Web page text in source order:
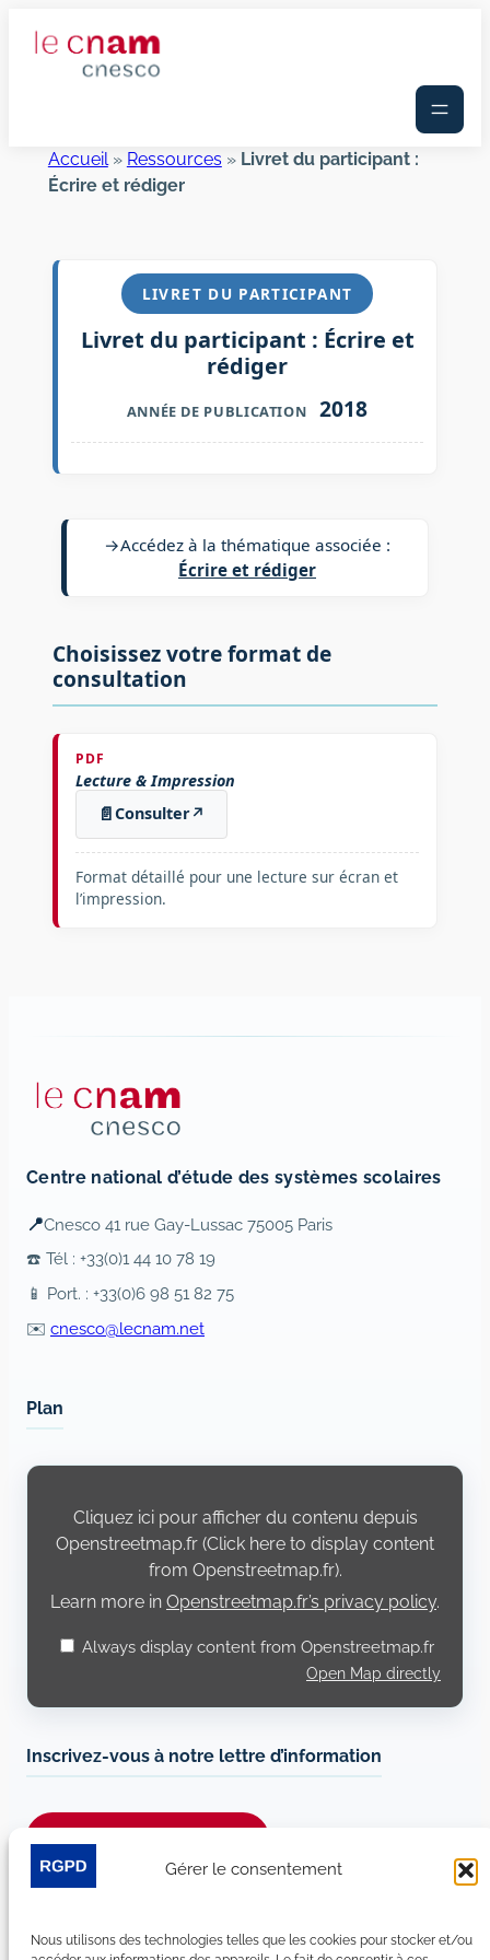
Gérer le consentement
Nous utilisons des technologies telles que les cookies pour stocker et/ou
Accueil» Ressources» Livret du participant :
Écrire et rédiger
LIVRET DU PARTICIPANT
Livret du participant : Écrire et
rédiger
ANNÉE DE PUBLICATION 2018
→Accédez à la thématique associée :
Écrire et rédiger
Choisissez votre format de
consultation
PDF
Lecture & Impression
📄Consulter↗
Format détaillé pour une lecture sur écran et
l’impression.
Centre national d’étude des systèmes scolaires
📍Cnesco 41 rue Gay-Lussac 75005 Paris
☎️ Tél : +33(0)1 44 10 78 19
📱 Port. : +33(0)6 98 51 82 75
✉️ cnesco@lecnam.net
Plan
Display
Openstreetmap.fr
Cliquez ici pour afficher du contenu depuis
Openstreetmap.fr (Click here to display content
from Openstreetmap.fr).
Learn more in Openstreetmap.fr’s privacy policy.
Always display content from Openstreetmap.fr
Open Map directly
Inscrivez-vous à notre lettre d’information